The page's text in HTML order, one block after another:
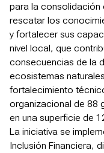
para la consolidación
rescatar los
y fortalecer sus
nivel local, que
consecuencias de la
ecosistemas
fortalecimiento
organizacional de 88
en una superficie de
La iniciativa se
Inclusión Financiera,